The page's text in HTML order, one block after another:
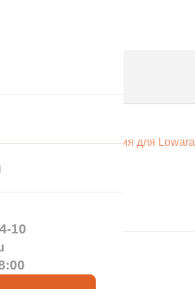
Торцевые уплотнения для Lowara
10